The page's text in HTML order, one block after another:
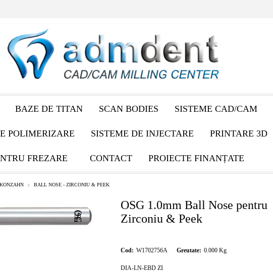
BAZE DE TITAN SCAN BODIES SISTEME CAD/CAM
POLIMERIZARE SISTEME DE INJECTARE PRINTARE 3D
FREZARE CONTACT PROIECTE FINANȚATE
BALL NOSE - ZIRCONIU & PEEK
OSG 1.0mm Ball Nose pentru
Zirconiu & Peek
Cod: W1702756A Greutate: 0.000 Kg
DIA-LN-EBD ZI